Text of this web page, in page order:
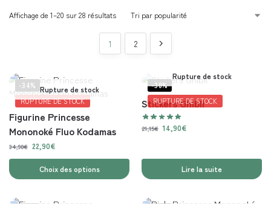
Affichage de 1–20 sur 28 résultats
1 2
-34%
RUPTURE DE STOCK
Rupture de stock
Figurine Princesse
Mononoké Fluo Kodamas
34,90€ 22,90€
Choix des options
-30%
RUPTURE DE STOCK
Rupture de stock
Stickers Ghibli
21,15€ 14,90€
Lire la suite